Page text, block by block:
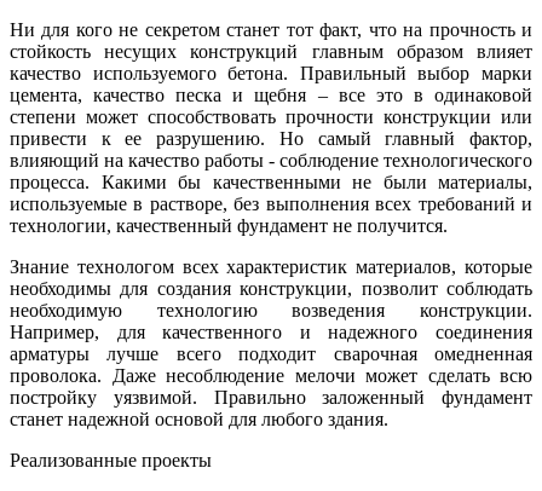
Ни для кого не секретом станет тот факт, что на прочность и
стойкость несущих конструкций главным образом влияет
качество используемого бетона. Правильный выбор марки
цемента, качество песка и щебня – все это в одинаковой
степени может способствовать прочности конструкции или
привести к ее разрушению. Но самый главный фактор,
влияющий на качество работы - соблюдение технологического
процесса. Какими бы качественными не были материалы,
используемые в растворе, без выполнения всех требований и
технологии, качественный фундамент не получится.
Знание технологом всех характеристик материалов, которые
необходимы для создания конструкции, позволит соблюдать
необходимую технологию возведения конструкции.
Например, для качественного и надежного соединения
арматуры лучше всего подходит сварочная омедненная
проволока. Даже несоблюдение мелочи может сделать всю
постройку уязвимой. Правильно заложенный фундамент
станет надежной основой для любого здания.
Реализованные проекты